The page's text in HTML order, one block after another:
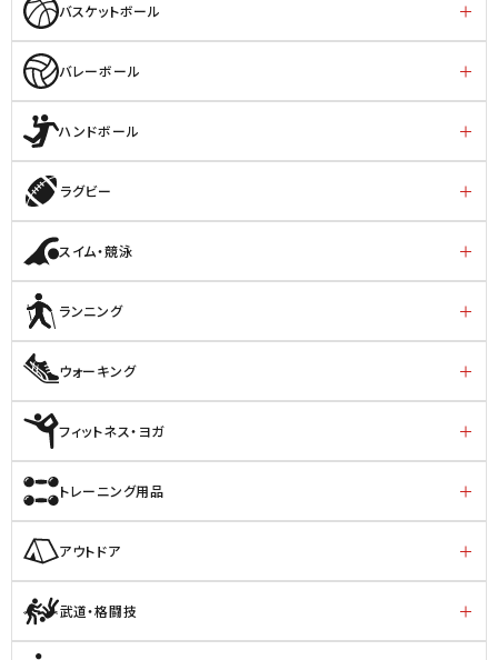
バスケットボール
バレーボール
ハンドボール
ラグビー
スイム・競泳
ランニング
ウォーキング
フィットネス・ヨガ
トレーニング用品
アウトドア
武道・格闘技